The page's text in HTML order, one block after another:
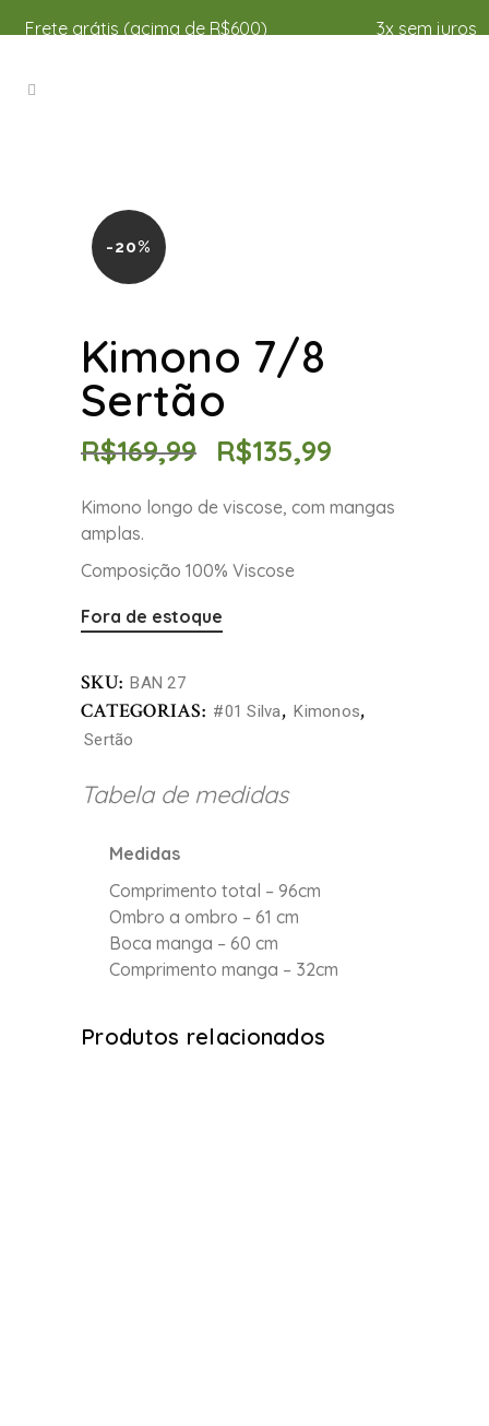
Frete grátis (acima de R$600) 3x sem juros
-20%
Kimono 7/8
Sertão
R$169,99 R$135,99
Kimono longo de viscose, com mangas
amplas.
Composição 100% Viscose
Fora de estoque
SKU: BAN 27
CATEGORIAS: #01 Silva, Kimonos,
Sertão
Tabela de medidas
Medidas
Comprimento total – 96cm
Ombro a ombro – 61 cm
Boca manga – 60 cm
Comprimento manga – 32cm
Produtos relacionados